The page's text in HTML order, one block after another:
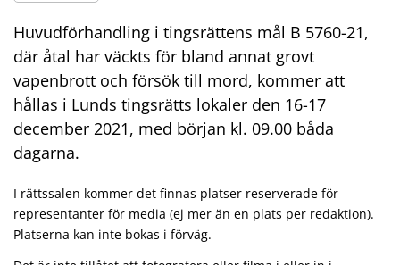
Huvudförhandling i tingsrättens mål B 5760-21,
där åtal har väckts för bland annat grovt
vapenbrott och försök till mord, kommer att
hållas i Lunds tingsrätts lokaler den 16-17
december 2021, med början kl. 09.00 båda
dagarna.
I rättssalen kommer det finnas platser reserverade för
representanter för media (ej mer än en plats per redaktion).
Platserna kan inte bokas i förväg.